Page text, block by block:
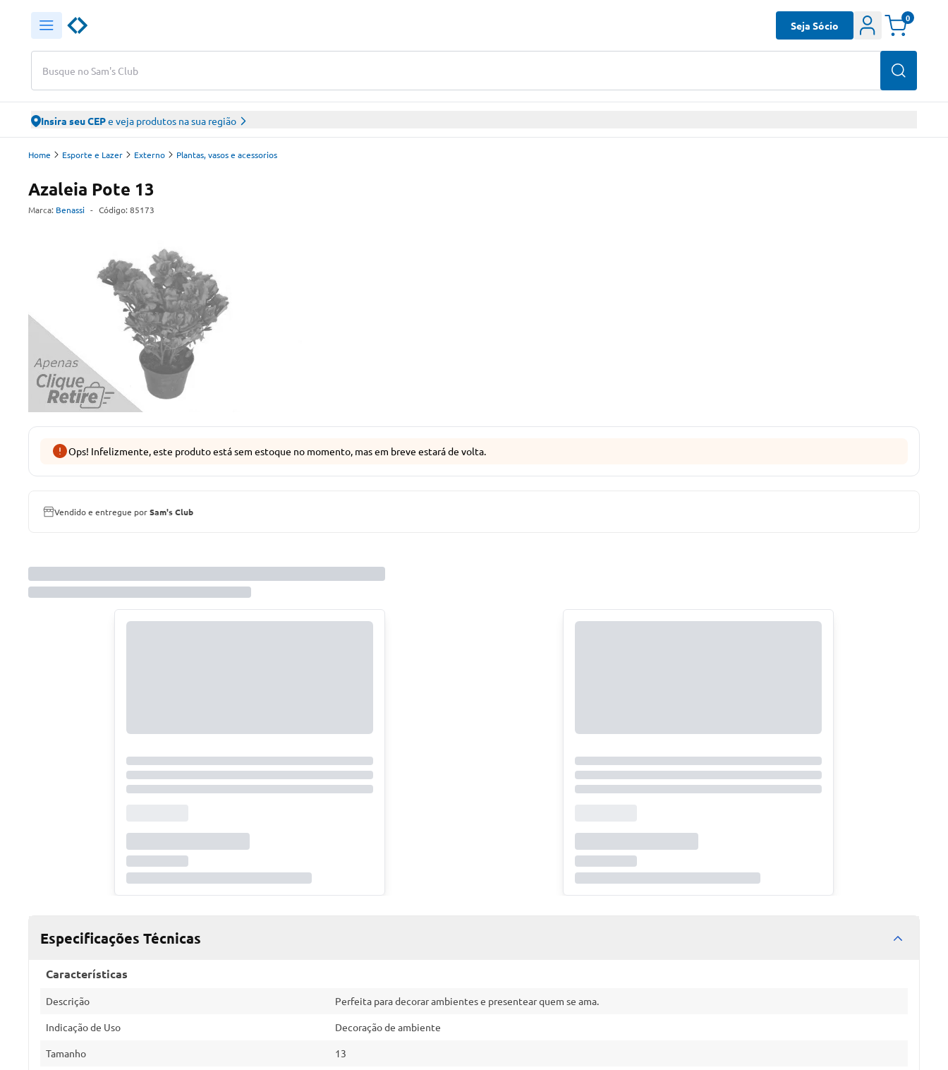
Busque no Sam's Club
Seja Sócio
0
Insira seu CEPe veja produtos na sua região
Home Esporte e Lazer Externo Plantas, vasos e acessorios
Azaleia Pote 13
Marca: Benassi - Código: 85173
Ops! Infelizmente, este produto está sem estoque no momento, mas em breve estará de volta.
Vendido e entregue porSam's Club
Especificações Técnicas
Características
Descrição Perfeita para decorar ambientes e presentear quem se ama.
Indicação de Uso Decoração de ambiente
Tamanho 13